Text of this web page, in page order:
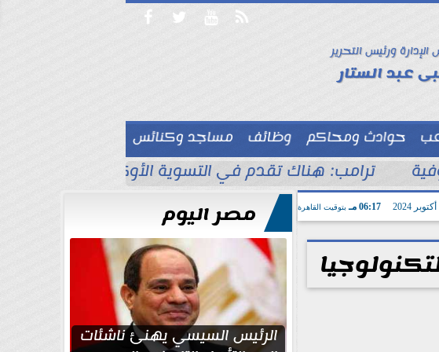
   
ورئيس التحرير
عبد الستار
حوادث ومحاكم وظائف
مساجد وكنائس

ترامب: هناك تقدم في التسوية الأوكرانية
06:17 مـ بتوقيت القاهرة مصر اليوم
الرئيس السيسي يهنئ ناشئات